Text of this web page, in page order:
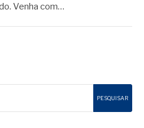
Venha com…
PESQUISAR